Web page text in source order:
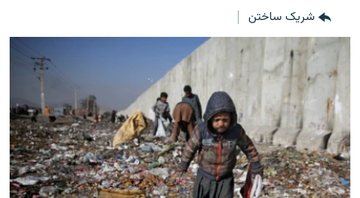
صفحه
جستجو
ورزش
بحران مهاجرت
'کووید-۱۹'
تماس
صفحه پشتو
Azadi English
شریک ساختن